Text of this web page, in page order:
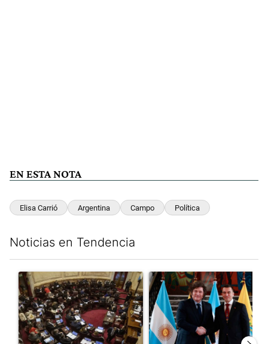
EN ESTA NOTA
Elisa Carrió Argentina Campo Política
Noticias en Tendencia
Un artículo de tendencia con el título "El Senado dio media
Un artículo de tendencia con